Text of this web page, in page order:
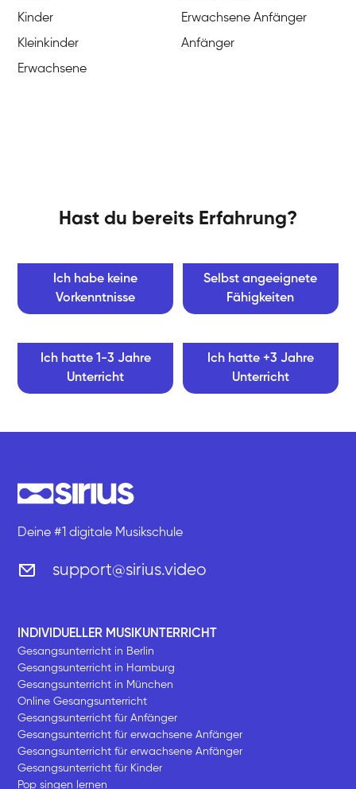
Kinder
Erwachsene Anfänger
Kleinkinder
Anfänger
Erwachsene
Hast du bereits Erfahrung?
Ich habe keine
Vorkenntnisse
Selbst angeeignete
Fähigkeiten
Ich hatte 1-3 Jahre
Unterricht
Ich hatte +3 Jahre
Unterricht
Deine #1 digitale Musikschule
support@sirius.video
INDIVIDUELLER MUSIKUNTERRICHT
Gesangsunterricht in Berlin
Gesangsunterricht in Hamburg
Gesangsunterricht in München
Online Gesangsunterricht
Gesangsunterricht für Anfänger
Gesangsunterricht für erwachsene Anfänger
Gesangsunterricht für erwachsene Anfänger
Gesangsunterricht für Kinder
Pop singen lernen